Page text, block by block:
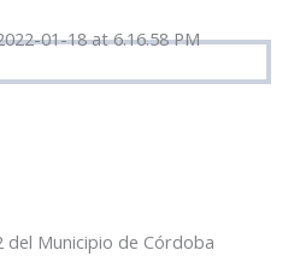
del Municipio de Córdoba